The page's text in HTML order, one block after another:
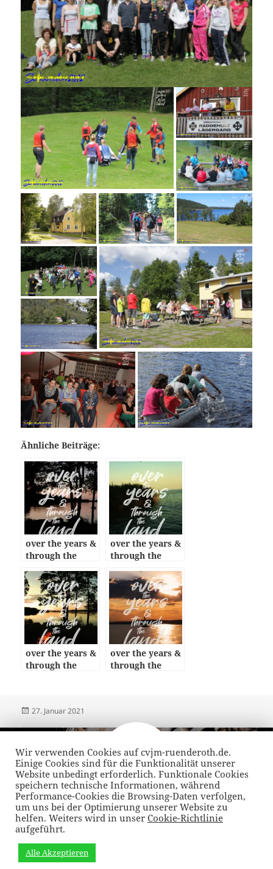
Ähnliche Beiträge:
over the years &
through the
over the years &
through the
over the years &
through the
over the years &
through the
Veröffentlicht
27. Januar 2021
Beitragsnavigation
Vorheriger
Beitrag:
over the years & through the land:
episode 03
NÄCHSTER
Nächster
Beitrag:
over the years & through the land:
episode 05
Datenschutzrichtlinie
Wir verwenden Cookies auf cvjm-ruenderoth.de.
Einige Cookies sind für die Funktionalität unserer
Website unbedingt erforderlich. Funktionale Cookies
speichern technische Informationen, während
Performance-Cookies die Browsing-Daten verfolgen,
um uns bei der Optimierung unserer Website zu
helfen. Weiters wird in unser Cookie-Richtlinie
aufgeführt.
Alle Akzeptieren